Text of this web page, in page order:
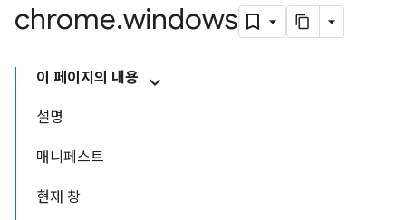
chrome.windows
이 페이지의 내용
설명
매니페스트
현재 창